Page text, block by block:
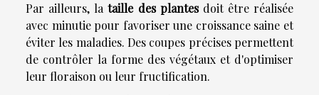
Par ailleurs, lataille des plantesdoit être réalisée
avec minutie pour favoriser une croissance saine et
éviter les maladies. Des coupes précises permettent
de contrôler la forme des végétaux et d'optimiser
leur floraison ou leur fructification.